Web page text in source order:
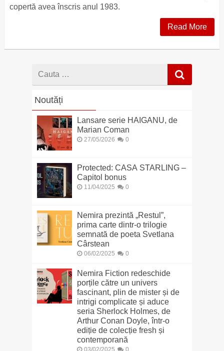
copertă avea înscris anul 1983.
Read More
Cauta
Noutăți
Lansare serie HAIGANU, de
Marian Coman
27/05/2026 0
Protected: CASA STARLING –
Capitol bonus
11/04/2025 0
Nemira prezintă „Restul”,
prima carte dintr-o trilogie
semnată de poeta Svetlana
Cârstean
06/02/2025 0
Nemira Fiction redeschide
porțile către un univers
fascinant, plin de mister și de
intrigi complicate și aduce
seria Sherlock Holmes, de
Arthur Conan Doyle, într-o
ediție de colecție fresh și
contemporană
03/02/2025 0